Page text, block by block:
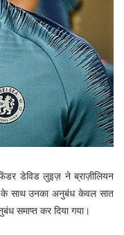
डेविड लुइज़ ने ब्राज़ीलियन
के साथ उनका अनुबंध केवल सात
समाप्त कर दिया गया।